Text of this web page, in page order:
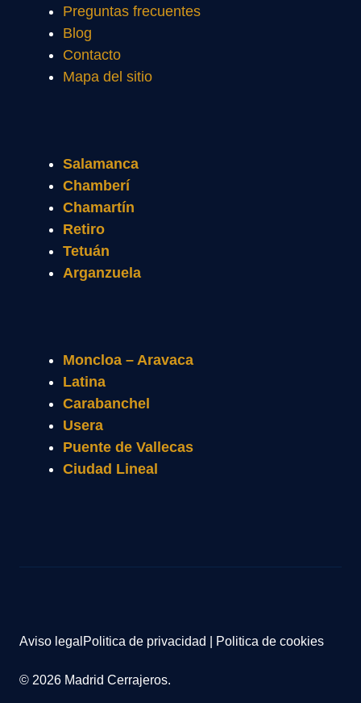
Preguntas frecuentes
Blog
Contacto
Mapa del sitio
Salamanca
Chamberí
Chamartín
Retiro
Tetuán
Arganzuela
Moncloa – Aravaca
Latina
Carabanchel
Usera
Puente de Vallecas
Ciudad Lineal
© 2026 Madrid Cerrajeros.
Aviso legal Politica de privacidad Politica de cookies